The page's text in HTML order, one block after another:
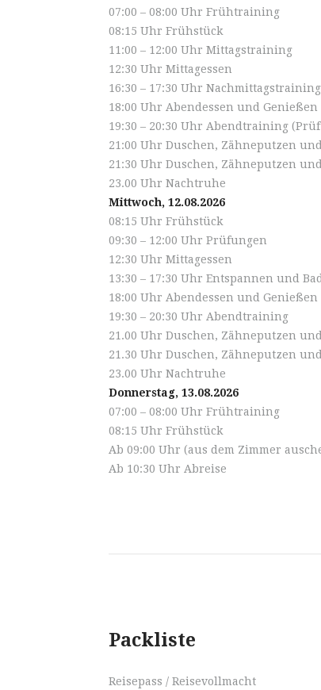
07:00 – 08:00 Uhr Frühtraining
08:15 Uhr Frühstück
11:00 – 12:00 Uhr Mittagstraining
12:30 Uhr Mittagessen
16:30 – 17:30 Uhr Nachmittagstraining
18:00 Uhr Abendessen und
19:30 – 20:30 Uhr Abendtraining
21:00 Uhr Duschen, Zähneputzen
21:30 Uhr Duschen, Zähneputzen
23.00 Uhr Nachtruhe
Mittwoch, 12.08.2026
08:15 Uhr Frühstück
09:30 – 12:00 Uhr Prüfungen
12:30 Uhr Mittagessen
13:30 – 17:30 Uhr Entspannen und
18:00 Uhr Abendessen und
19:30 – 20:30 Uhr Abendtraining
21.00 Uhr Duschen, Zähneputzen
21.30 Uhr Duschen, Zähneputzen
23.00 Uhr Nachtruhe
Donnerstag, 13.08.2026
07:00 – 08:00 Uhr Frühtraining
08:15 Uhr Frühstück
Ab 09:00 Uhr (aus dem Zimmer
Ab 10:30 Uhr Abreise
Packliste
Reisepass / Reisevollmacht